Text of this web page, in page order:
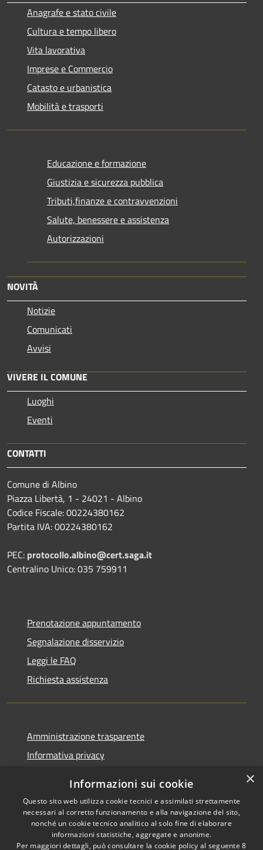
Anagrafe e stato civile
Cultura e tempo libero
Vita lavorativa
Imprese e Commercio
Catasto e urbanistica
Mobilità e trasporti
Educazione e formazione
Giustizia e sicurezza pubblica
Tributi,finanze e contravvenzioni
Salute, benessere e assistenza
Autorizzazioni
NOVITÀ
Notizie
Comunicati
Avvisi
VIVERE IL COMUNE
Luoghi
Eventi
CONTATTI
Comune di Albino
Piazza Libertà, 1 - 24021 - Albino
Codice Fiscale: 00224380162
Partita IVA: 00224380162
PEC: protocollo.albino@cert.saga.it
Centralino Unico: 035 759911
Prenotazione appuntamento
Segnalazione disservizio
Leggi le FAQ
Richiesta assistenza
Amministrazione trasparente
Informativa privacy
Dichiarazione di accessibilità
×
Informazioni sui cookie
Questo sito web utilizza cookie tecnici e assimilati strettamente
necessari al corretto funzionamento e alla navigazione del sito,
nonché un cookie tecnico analitico al solo fine di elaborare
informazioni statistiche, aggregate e anonime.
Per maggiori dettagli, può consultare la cookie policy al seguente8